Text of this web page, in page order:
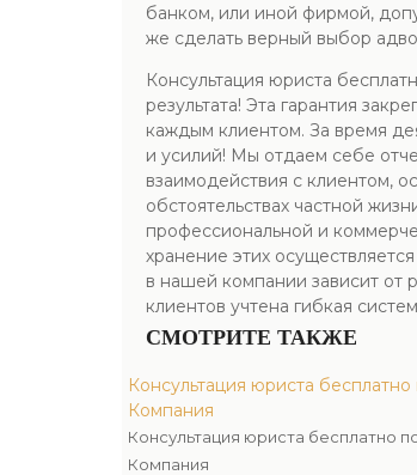
банком, или иной фирмой,
же сделать верный выбор
Консультация юриста
результата! Эта гарантия
каждым клиентом. За время
и усилий! Мы отдаем себе
взаимодействия с клиентом,
обстоятельствах частной
профессиональной и
хранение этих
в нашей компании зависит от
клиентов учтена гибкая
СМОТРИТЕ ТАКЖЕ
Консультация юриста
Компания
Консультация юриста бесплатно
Компания